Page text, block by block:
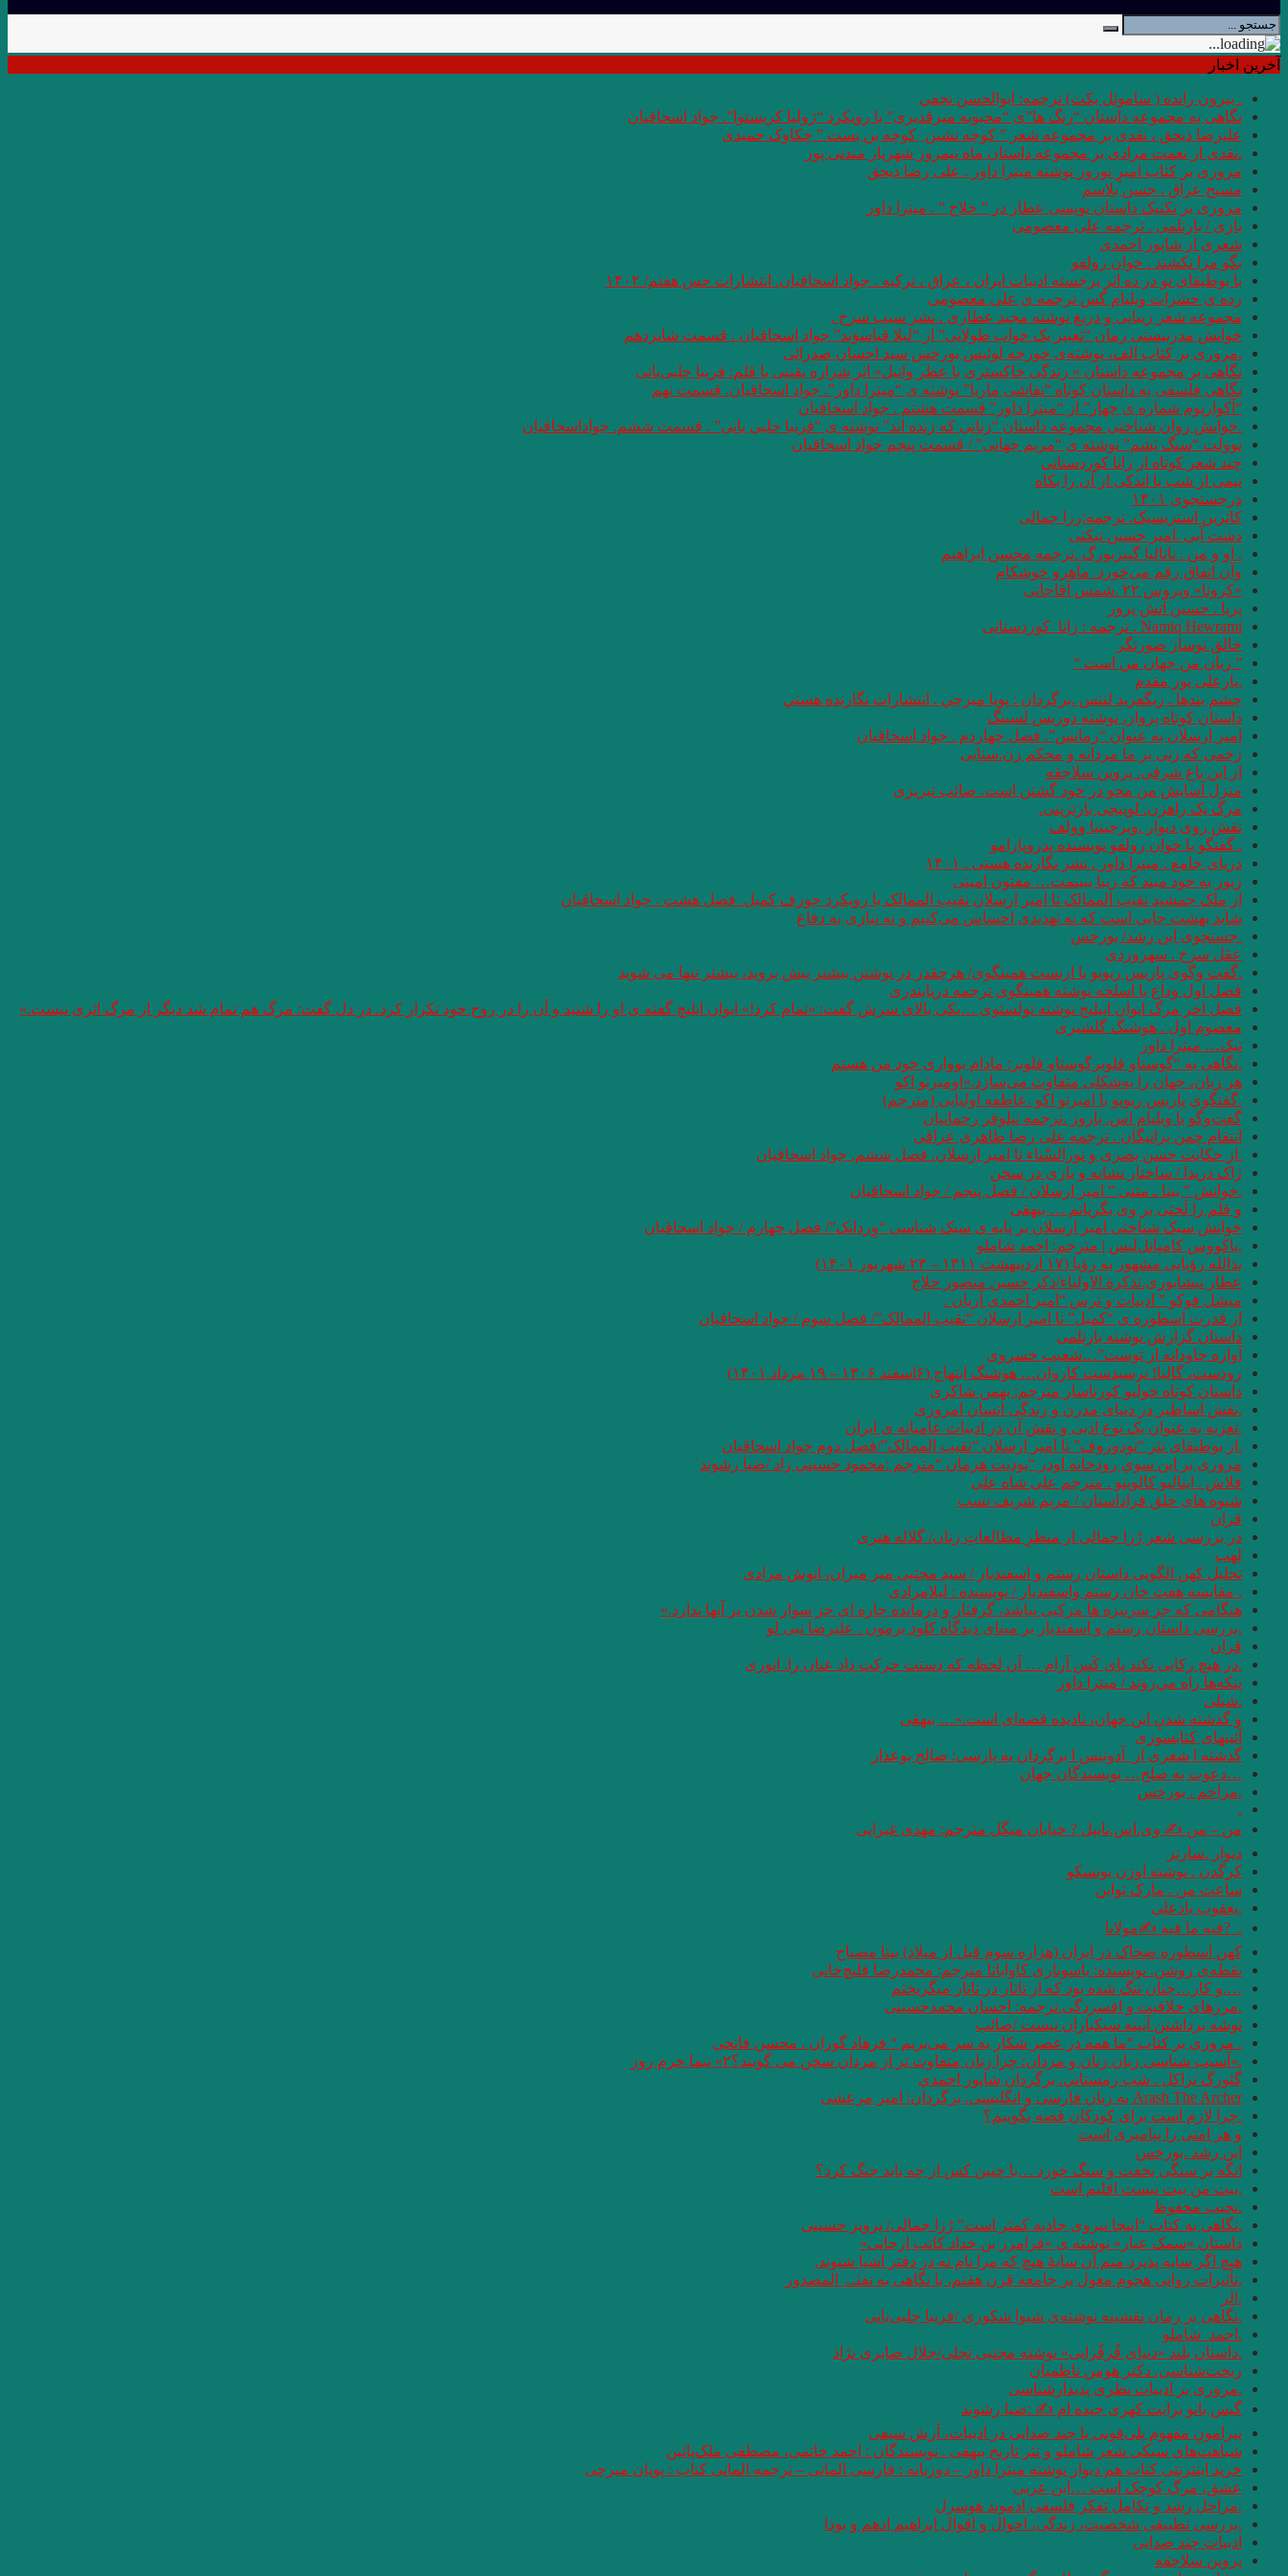
آخرین اخبار
. بيرون رانده ( ساموئل بكت) ترجمه: ابوالحسن نجفي
نگاهی به مجموعه داستان “رنگ ها”ی “محبوبه میرقدیری” با رویکرد “ژولیا کریستوا”. جواد اسحاقیان
علیرضا ذیحق ، نقدی بر مجموعه شعر ” کوچه نشین ِ کوچه بن بست ” چکاوک حمیدی
.نقدی از نعمت مرادی بر مجموعه داستان ماه نیمروز شهریار مندنی پور
مروری بر کتاب امیرِِِ نوروز نوشته میترا داور . علی رضا ذیحق
مسیح عراق . حسن بلاسم
مروری بر تکنیک داستان نویسی عطار در ” حلاج ” . میترا داور
بازی / بارتلمی . ترجمه علی معصومی
شعری از شاپور احمدی
بگو مرا نکشند . خوان رولفو
با بوطیقای نو در ده اثر برجسته ادبیات ایران ، عراق ، ترکیه . جواد اسحاقیان. انتشارات حس هفتم/ ۱۴۰۲
رده ى حشرات ویلیام گس ترجمه ی علی معصومی
مجموعه شعر زیبایی و دریغ نوشته مجید عطاری . نشر سیب سرخ .
خوانش مدرنیستی رمان “تعبیر یک خواب طولانی” از “لیلا قیاسوَند” جواد اسحاقیان . قسمت شانزدهم
.مروری بر کتاب الف، نوشته‌ی خورخه لوئیس بورخس سید احسان صدرائی
نگاهی بر مجموعه داستان « زندگی خاکستری با عطر وانیل» اثر شراره یقینی با قلم: فریبا چلبی‌یانی
نگاهی فلسفی به داستان کوتاه “نقاشی ماریا” نوشته ی “میترا داور”. جواد اسحاقیان. قسمت نهم
“آکواریوم شماره ی چهار” از “میترا داور” قسمت هشتم . جواد اسحاقیان
.خوانش روان شناختی مجموعه داستان “زنانی که زنده اند” نوشته ی “فریبا چلبی یانی” . قسمت ششم. جواداسحاقیان
نوولت “سنگ یَشم” نوشته ی “مریم جهانی” / قسمت پنجم جواد اسحاقیان
چند شعر کوتاه از زانا کوردستانی
نيمى از شب يا اندكى از آن را بكاه
درجستجوی ۱۴۰۱
کاترین استریسیک. ترجمه:رزا جمالی
دشت آبی .امیر حسین تیکنی
. او و من . ناتالیا گینزبورگ .ترجمه محسن ابراهیم
وآن اتفاق رقم می‌خورد. ماهرو خوشکام
«کرونا» ویروس ۲۲ .شمس آقاجانی
پریا . حسین آتش پرور
Namiq Hewrami . ترجمه : زانا_کوردستانی
خالق نوساز صورتگر
” زبان من جهان من است “
.یارعلی پور مقدم
چشم بندها . زیگفرید لنتس .برگردان : پويا ميرچي . انتشارات نگارنده هستي
داستان کوتاه پرواز، نوشته دوریس لسینگ
امیر ارسلان به عنوان “رمانس”. فصل چهاردم . جواد اسحاقیان
زخمی که زنی بر ما مردانه و محکم زن.سنایی
از این باغ شرقی. پروین سلاجقه
منزل آسایش من محو در خود گشتن است. صائب تبریزی
مرگ یک راهزن. لوییجی بارتزینی.
نقش روی دیوار .ویرجینیا وولف
. گفتگو با خوان رولفو نویسنده پدروپارامو
دریای جامع . میترا داور . نشر نگارنده هستی . ۱۴۰۱
زیور به خود مبند که زیبا ببینمت… مفتون امینی
از ملک جمشید نقیب الممالک تا امیر ارسلان نقیب الممالک با رویکرد جوزف کمبل. فصل هشت . جواد اسحاقیان
شاید بهشت جایی است که نه تهدیدی احساس می‌کنیم و نه نیازی به دفاع
.جستجوی ابن رشد/ بورخس
عقل سرخ . سهروردی
.گفت وگوی پاریس ریویو با ارنست همینگوی/ هرچقدر در نوشتن بیشتر پیش بروید، بیشتر تنها می شوید
فصل اول وداع با اسلحه نوشته همینگوی ترجمه دریابندری
فصل اخر مرگ ایوان اییلیج نوشته تولستوی …یکی بالای سرش گفت: «تمام کرد!» ایوان ایلیچ گفته ی او را شنید و آن را در روح خود تکرار کرد. در دل گفت: مرگ هم تمام شد دیگر از مرگ اثری نیست.»
معصوم اول . هوشنگ گلشیری
تیک… میترا داور
.نگاهی به “گوستاو فلوبرگوستاو فلوبر: مادام بوواری خود من هستم
هر زبان، جهان را به‌شکلی متفاوت می‌سازد.»اومبرتو اکو
.گفتگوی پاریس ریویو با امبرتو اکو .عاطفه اولیایی (مترجم)
گفت‌وگو با ویلیام اس. باروز .ترجمه نیلوفر رحمانیان
انتقام چمن براتیگان . ترجمه علی رضا طاهری عراقی
.از حکایت حسن بصری و نورالسّناء تا امیر ارسلان. فصل ششم. جواد اسحاقیان
ژاک دریدا / ساختار نشانه و بازی در سخن
.خوانش ” بینا ـ متنی ” امیر ارسلان / فصل پنجم / جواد اسحاقیان
و قلم را لَختی بر وی بگریانم … بیهقی
خوانش سبک شناختی امیر ارسلان بر پایه ی سبک شناسی “وِردانک”/ فصل چهارم / جواد اسحاقیان
.یاکووس کامپانل‌لیس | مترجم: ‌احمد شاملو
یدالله رؤیایی مشهور به رؤیا (۱۷ اردیبهشت ۱۳۱۱ – ۲۳ شهریور ۱۴۰۱)
عطار نیشابوری.تذکرة الاولیاء/ذکر حسین منصور حلاج
میشل فوکو ” ادبیات و ترس “امیر احمدی آریان .
از قدرت اسطوره ی “کمبل” تا امیر ارسلان “نقیب الممالک”/ فصل سوم / جواد اسحاقیان
داستان گزارش نوشته بارتلمی
آوازه جاودانه از توست”…شعیب خسروی
زودست، گالیا! نرسیدست کاروان… هوشنگ ابتهاج (۶اسفند ۱۳۰۶ – ۱۹ مرداد ۱۴۰۱)
داستان کوتاه خولیو کورتاسار مترجم: بهمن شاکری
.نقش اساطیر در دنیای مدرن و زندگی انسان امروزی
.تعزیه به عنوان یک نوع ادبی و نقش آن در ادبیات عامیانه ی ایران
.از بوطیقای نثر “تودوروف” تا امیر ارسلان “نقیب الممالک”/فصل دوم جواد اسحاقیان
مروری بر اين سوي رودخانه اودر “يوديت هرمان “مترجم :محمود حسيني زاد /ضيا رشوند
فلاش . ایتالیو کالوینو . مترجم علی شاه علی
شیوه های خلق فراداستان / مریم شریف نسب
قران
در بررسی شعر رُزا جمالی از منظرِ مطالعاتِ زنان/ گلاله هنری
لهب
تحلیل کهن الگویی داستان رستم و اسفندیار / سید مجتبی میر میران، انوش مرادی
. مقایسه هفت ‌خان رستم واسفندیار / نویسنده : لیلامرادی
هنگامی که جز سرنیزه ها مرکبی نباشد، گرفتار و درمانده چاره ای جز سوار شدن بر آنها ندارد.»
.بررسی داستان رستم و اسفندیار بر مبنای دیدگاه کلود برمون . علیرضا نبی لو
قران
.در هیچ رکابی نکند پای کَس آرام … آن لحظه که دستت حرکت داد عنان را. انوری
پنكه‌ها راه مي‌روند / میترا داور
.شبلی
و گذشته شدنِ این جهان، نادیده قصه‌ای است.»… بیهقی
آئینهای كتابسوزی
گذشته ا شعری از آدونیس ا برگردان به پارسی: صالح بوعذار
…دعوت به صلح… نویسندگان جهان
.مزاحم . بورخس
.
من – من ✍ وی.اس.نایپل ? خیابان میگل مترجم: مهدی غبرایی
دیوار .سارتر
کرگدن . نوشته اوژن یونسکو
ساعت من . مارک تواین
.یعقوب یادعلی
. ‏ ?فیه ما فیه ✍مولانا
کهن اسطوره ضحاک در ایران (هزاره سوم قبل از میلاد) بیتا مصباح
نقطه‌ی روشن. نویسنده: یاسوناری کاواباتا مترجم: محمد‌رضا قلیچ‌خانی
….و كار…چنان تنگ شده بود كه از تاتار در تاتار ميگريختم
.مرزهای خلاقیت و افسردگی.ترجمه: احسان محمدحسینی
توشه برداشتن آیینه سبکباران نیست /صائب
. مروری بر کتاب “ما همه در عصر شکار به سر می‌بریم “‌ فرهاد گوران . محسن فاتحی
.«آسیب شناسی زبان زنان و مردان: چرا زنان متفاوت تر از مردان سخن می گویند؟۲» نیما خرم روز
گئورگ تراكل . شب زمستاني. برگردان شاپور احمدي
Arash The Archer به زبان فارسی و انگلیسی. برگردان: امیر مرعشی
.چرا لازم است برای کودکان قصه بگوییم؟
و هر امتى را پيامبرى است
ابن رشد .بورخس
انگه بر سنگی بخفت و سنگ خورد …با چنین کس از چه باید جنگ کرد؟
.بیت من بیت نیست اقلیم است
.نجیب محفوظ
.نگاهی به کتاب “اینجا نیروی جاذبه کمتر است” رُزا جمالی/ پرویز حسینی
داستان «سمک عیار» نوشته ی «فرامرز بن خداد کاتب ارجانی»
هیچ اگر سایه پذیرد منم آن سایهٔ هیچ که مرا نام نه در دفتر اشیا شنوند.
.تأثیرات روانی هجوم مغول بر جامعه قرن هفتم، با نگاهی به نفثـۃ المصدور
.الر
.نگاهی بر رمان نقشینه نوشته‌ی شیوا شکوری /فریبا چلبی‌یانی
.احمد_شاملو
.داستان بلند «دنیای قُزقُزایی» نوشته مجتبی تجلی/جلال صابری نژاد
ریخت‌شناسی. دکتر هومن ناظمیان
.مروری بر ادبیات نظری پدیدارشناسی
گیس بانو برایت کهری چیده ام ✍ :ضیا رشوند
پیرامونِ مفهومِ پلی‌فونی یا چند صدایی در ادبیات، آرش سیفی
شباهت‌های سبکی شعر شاملو و نثر تاریخ بیهقی . نویسندگان : احمد خاتمی، مصطفی ملک‌پائین
خرید اینترنتی کتاب هم دیوار نوشته میترا داور – دوزبانه : فارسی المانی – ترجمه المانی کتاب : پویان میرچی
عشق، مرگِ کوچک است …ابن عربی
.مراحل رشد و تکامل تفکر فلسفی ادموند هوسرل
.بررسی تطبیقی شخصیت، زندگی، احوال و اقوال ابراهیم ادهم و بودا
ادبیات چند صدایی
پروین سلاجقه